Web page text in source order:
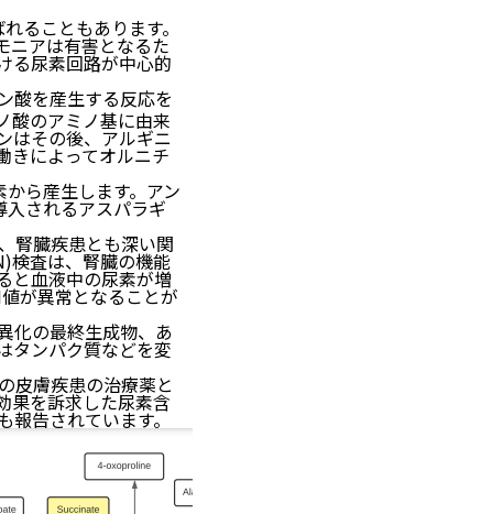
ることもあります。
ニアは有害となるた
る尿素回路が中心的
酸を産生する反応を
酸のアミノ基に由来
はその後、アルギニ
きによってオルニチ
ら産生します。アン
されるアスパラギ
腎臓疾患とも深い関
検査は、腎臓の機能
と血液中の尿素が増
が異常となることが
化の最終生成物、あ
タンパク質などを変
皮膚疾患の治療薬と
果を訴求した尿素含
報告されています。